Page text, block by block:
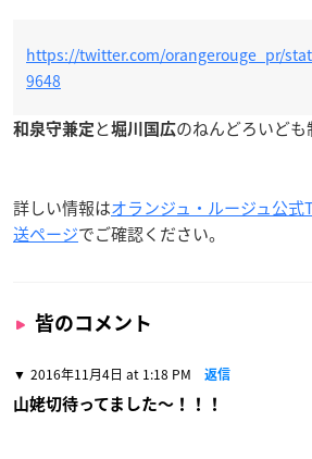
https://twitter.com/orangerouge_pr/
9648
和泉守兼定 と堀川国広のねんどろいども
詳しい情報はオランジュ・ルージュ公
送ページでご確認ください。
皆のコメント
2016年11月4日 at 1:18 PM 返信
山姥切待ってました〜！！！